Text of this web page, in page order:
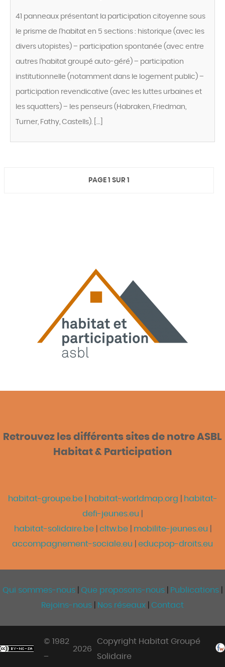
41 panneaux présentant la participation citoyenne sous
le prisme de l’habitat en 5 sections : historique (avec les
divers utopistes) – participation spontanée (avec entre
autres l’habitat groupé auto-géré) – participation
institutionnelle (notamment dans le logement public) –
participation revendicative (avec les luttes urbaines et
les squatters) – les penseurs (Habraken, Friedman,
Turner, Fathy, Castells). […]
PAGE 1 SUR 1
Retrouvez les différents sites de notre ASBL
Habitat & Participation
habitat-groupe.be| habitat-worldmap.org
habitat-
defi-jeunes.eu
habitat-solidaire.be| cltw.be| mobilite-jeunes.eu
accompagnement-sociale.eu
educpop-droits.eu
Qui sommes-nous Que proposons-nous Publications
Rejoins-nous
Nos réseaux Contact
© 1982
–
2026
Copyright Habitat Groupé
Solidaire